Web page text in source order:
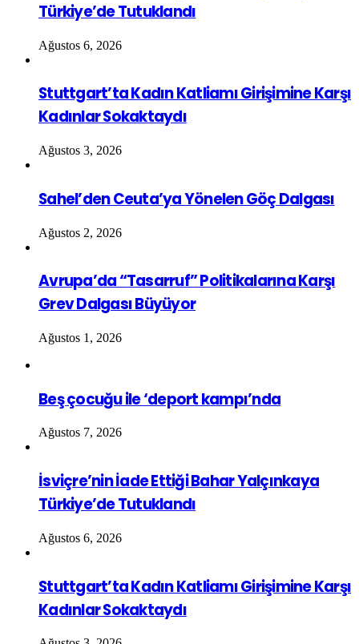
Türkiye’de Tutuklandı
Ağustos 6, 2026
Stuttgart’ta Kadın Katliamı Girişimine Karşı
Kadınlar Sokaktaydı
Ağustos 3, 2026
Sahel’den Ceuta’ya Yönelen Göç Dalgası
Ağustos 2, 2026
Avrupa’da “Tasarruf” Politikalarına Karşı
Grev Dalgası Büyüyor
Ağustos 1, 2026
Beş çocuğu ile ‘deport kampı’nda
Ağustos 7, 2026
İsviçre’nin İade Ettiği Bahar Yalçınkaya
Türkiye’de Tutuklandı
Ağustos 6, 2026
Stuttgart’ta Kadın Katliamı Girişimine Karşı
Kadınlar Sokaktaydı